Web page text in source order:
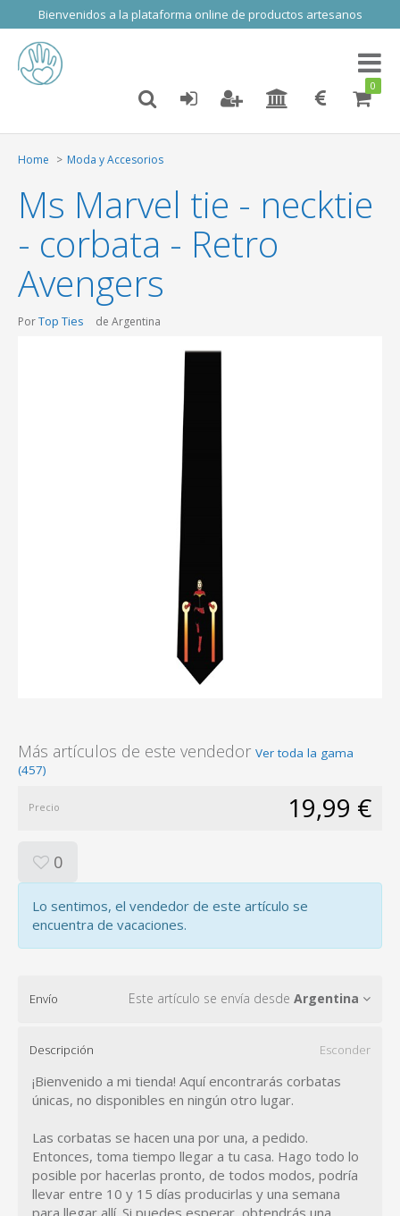
Bienvenidos a la plataforma online de productos artesanos
Toggle
0
Home Moda y Accesorios
Ms Marvel tie - necktie
- corbata - Retro
Avengers
PorTop Ties de Argentina
Más artículos de este vendedor Ver toda la gama
(457)
Precio 19,99 €
0
Lo sentimos, el vendedor de este artículo se
encuentra de vacaciones.
Envío Este artículo se envía desde Argentina
Descripción Esconder
¡Bienvenido a mi tienda! Aquí encontrarás corbatas
únicas, no disponibles en ningún otro lugar.
Las corbatas se hacen una por una, a pedido.
Entonces, toma tiempo llegar a tu casa. Hago todo lo
posible por hacerlas pronto, de todos modos, podría
llevar entre 10 y 15 días producirlas y una semana
para llegar allí. Si puedes esperar, obtendrás una